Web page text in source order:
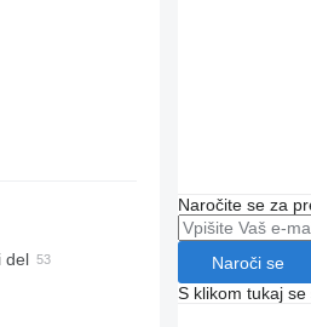
naprave
del
Naročite se za
Naroči se
S klikom tukaj